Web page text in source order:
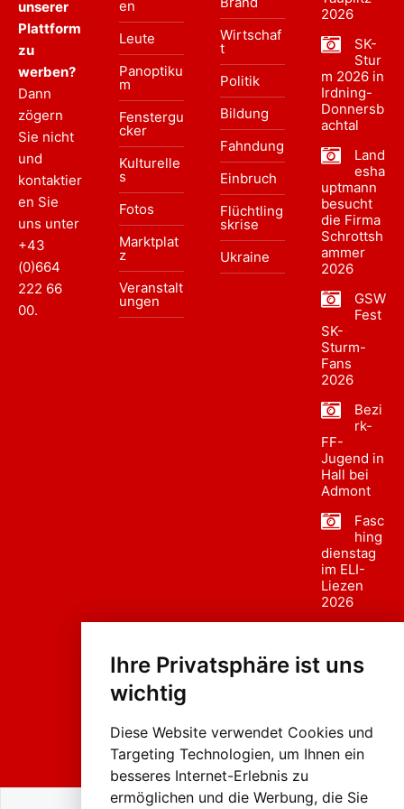
Ihre Privatsphäre ist uns
wichtig
Diese Website verwendet Cookies und
Targeting Technologien, um Ihnen ein
besseres Internet-Erlebnis zu
ermöglichen und die Werbung, die Sie
unserer
Plattform
zu
werben?
Dann
zögern
Sie nicht
und
kontaktier
en Sie
uns unter
+43
(0)664
222 66
00.
en
Leute
Panoptiku
m
Fenstergu
cker
Kulturelle
s
Fotos
Marktplat
z
Veranstalt
ungen
Wirtschaf
t
Politik
Bildung
Fahndung
Einbruch
Flüchtling
skrise
Ukraine
2026
SK-
Stur
m 2026 in
Irdning-
Donnersb
achtal
Land
esha
uptmann
besucht
die Firma
Schrottsh
ammer
2026
GSW
Fest
SK-
Sturm-
Fans
2026
Bezi
rk-
FF-
Jugend in
Hall bei
Admont
Fasc
hing
dienstag
im ELI-
Liezen
2026
sumzug
Liezen